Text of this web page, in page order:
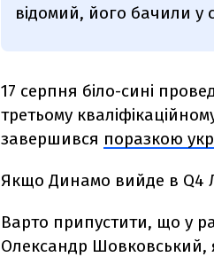
відомий, його бачили у
17 серпня біло-сині
третьому
завершився поразкою
Якщо Динамо вийде в Q4
Варто припустити, що у
Олександр Шовковський,